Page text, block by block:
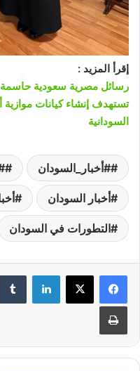
إقرأ المزيد :
رسائل مصرية سعودية
تستهدف إنشاء كيانات
السودانية
#أخبار_السودان
أخبار السودان
التطورات في السودان
لينكدإن